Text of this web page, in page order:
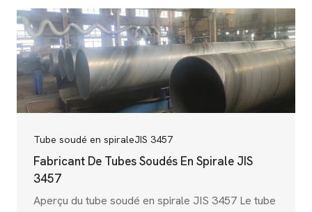
australienne AS 1579, cette spécification garantit
une grande solidité, une résistance à la corrosion
et une grande durabilité, ce qui en fait un choix
idéal pour&#8230 ;
Tube soudé en spiraleJIS 3457
Fabricant De Tubes Soudés En Spirale JIS
3457
Aperçu du tube soudé en spirale JIS 3457 Le tube